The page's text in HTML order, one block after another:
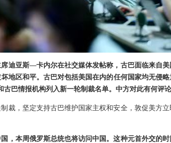
席迪亚斯—卡内尔在社交媒体发帖称，古巴面临来自
地区和平。古巴对包括美国在内的任何国家均无侵
巴情报机构列入新一轮制裁名单。中方对此有何评
裁，坚定支持古巴维护国家主权和安全，敦促美方
，本周俄罗斯总统也将访问中国。这种元首外交的